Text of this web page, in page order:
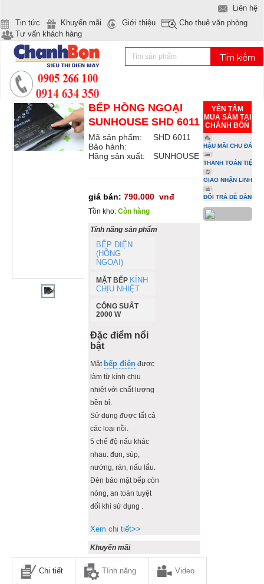
Liên hệ
Tin tức
Khuyến mãi Giới thiệu
Cho thuê văn phòng
Tư vấn khách hàng
BẾP HỒNG NGOẠI
SUNHOUSE SHD 6011
Mã sản phẩm:
SHD 6011
Bảo hành:
Hãng sản xuất:
SUNHOUSE
giá bán: 790.000 vnđ
Tồn kho: Còn hàng
Tính năng sản phẩm
BẾP ĐIỆN
(HỒNG
NGOẠI)
MẶT BẾP KÍNH
CHỊU NHIỆT
CÔNG SUẤT
2000 W
Đặc điểm nổi
bật
Mặt bếp điện được
làm từ kính chịu
nhiệt với chất lượng
bền bỉ.
Sử dụng được tất cả
các loại nồi.
5 chế độ nấu khác
nhau: đun, súp,
nướng, rán, nấu lẩu.
Đèn báo mặt bếp còn
nóng, an toàn tuyệt
đối khi sử dụng .
Xem chi tiết>>
Khuyến mãi
YÊN TÂM
MUA SẮM TẠI
CHÁNH BỔN
HẬU MÃI CHU ĐÁO
THANH TOÁN TIỆN
GIAO NHẬN LINH
ĐỔI TRẢ DỄ DÀNG
Chi tiết Tính năng Video